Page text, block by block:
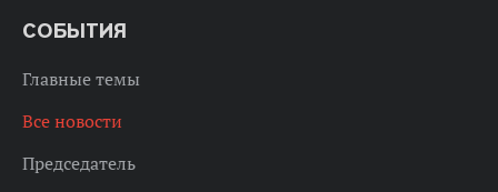
СОБЫТИЯ
Главные темы
Все новости
Председатель